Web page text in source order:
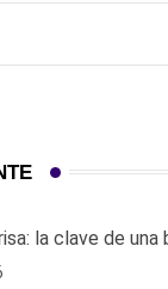
la clave de una